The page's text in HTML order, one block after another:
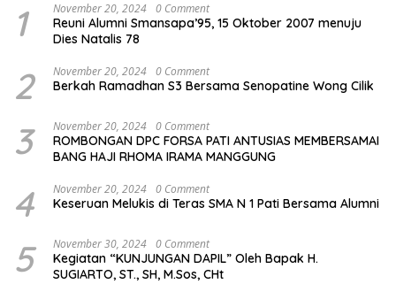
1 November 20, 2024 0 Comment
Reuni Alumni Smansapa’95, 15 Oktober 2007 menuju
Dies Natalis 78
2 November 20, 2024 0 Comment
Berkah Ramadhan S3 Bersama Senopatine Wong Cilik
3 November 20, 2024 0 Comment
ROMBONGAN DPC FORSA PATI ANTUSIAS MEMBERSAMAI
BANG HAJI RHOMA IRAMA MANGGUNG
4 November 20, 2024 0 Comment
Keseruan Melukis di Teras SMA N 1 Pati Bersama Alumni
5 November 30, 2024 0 Comment
Kegiatan “KUNJUNGAN DAPIL” Oleh Bapak H.
SUGIARTO, ST., SH, M.Sos, CHt